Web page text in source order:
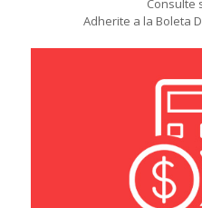
Consulte
Adherite a la Boleta